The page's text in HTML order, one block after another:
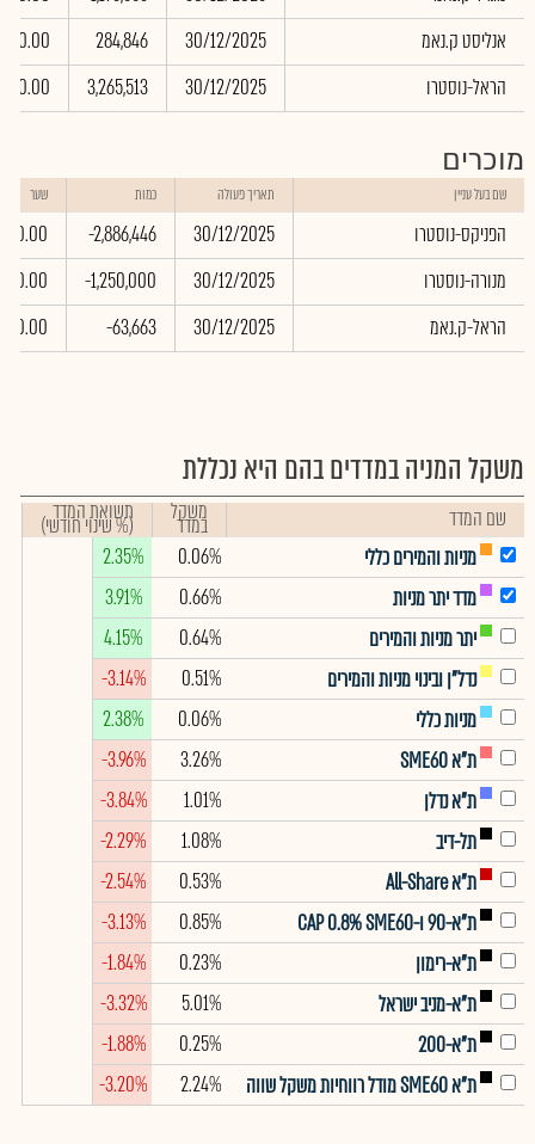
אנליסט ק.נאמ
30/12/2025
284,846
0.00
הראל-נוסטרו
30/12/2025
3,265,513
0.00
מוכרים
שם בעל עניין תאריך פעולה כמות שער
הפניקס-נוסטרו 30/12/2025
-2,886,446
0.00
מנורה-נוסטרו
30/12/2025
-1,250,000
0.00
הראל-ק.נאמ
30/12/2025
-63,663
0.00
משקל המניה במדדים בהם היא נכללת
שם המדד משקל
במדד תשואת המדד
(% שינוי חודשי)
מניות והמירים כללי
0.06%
2.35%
מדד יתר מניות
0.66%
3.91%
יתר מניות והמירים
0.64%
4.15%
נדל"ן ובינוי מניות והמירים
0.51%
-3.14%
מניות כללי
0.06%
2.38%
ת"א SME60
3.26%
-3.96%
ת"א נדלן
1.01%
-3.84%
תל-דיב
1.08%
-2.29%
ת"א All-Share
0.53%
-2.54%
ת"א-90 ו-CAP 0.8% SME60
0.85%
-3.13%
ת"א-רימון
0.23%
-1.84%
ת"א-מניב ישראל
5.01%
-3.32%
ת"א-200
0.25%
-1.88%
ת"א SME60 מודל רווחיות משקל שווה
2.24%
-3.20%